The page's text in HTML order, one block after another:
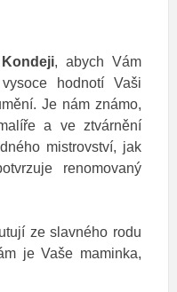
, abych Vám
hodnotí Vaši
Je nám známo,
a ve ztvárnění
mistrovství, jak
renomovaný
ze slavného rodu
je Vaše maminka,